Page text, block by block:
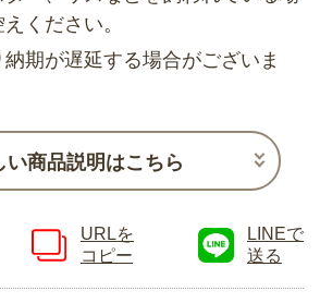
ください。
期が遅延する場合がございま
い商品説明はこちら
URLを
コピー
LINEで
送る